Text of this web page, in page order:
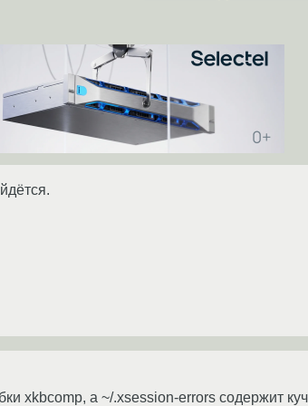
xkbcomp, а ~/.xsession-errors содержит